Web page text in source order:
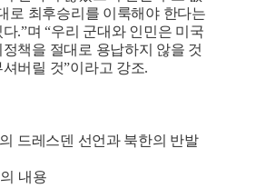
로 최후승리를 이룩해야 한다는
.”며 “우리 군대와 인민은 미국
책을 절대로 용납하지 않을 것
버릴 것”이라고 강조.
드레스덴 선언과 북한의 반발
내용